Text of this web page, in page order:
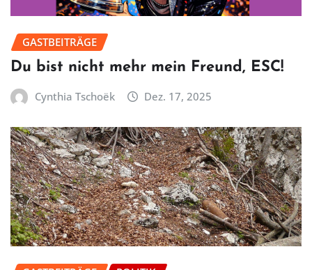
GASTBEITRÄGE
Du bist nicht mehr mein Freund, ESC!
Cynthia Tschoëk Dez. 17, 2025